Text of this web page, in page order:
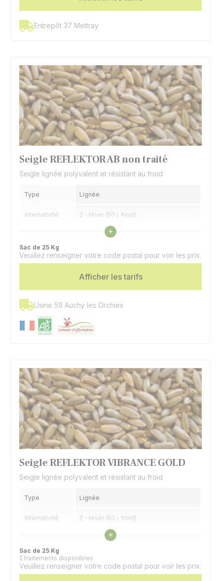
Entrepôt 37 Mettray
Seigle REFLEKTOR AB non traité
Seigle lignée polyvalent et résistant au froid
Type Lignée
Alternativité 2 - Hiver (50 j. froid)
6 - 1/2 tardif à 1/2 précoce
Panifiable, alimentation animale,
Voir les caractéristiques
+
Sac de 25 Kg
Veuillez renseigner votre code postal pour voir les prix.
Afficher les tarifs
Usine 59 Auchy les Orchies
Seigle REFLEKTOR VIBRANCE GOLD
Seigle lignée polyvalent et résistant au froid
Type Lignée
Alternativité 2 - Hiver (50 j. froid)
6 - 1/2 tardif à 1/2 précoce
Utilisation
Panifiable, alimentation animale,
méthanisation
Voir les caractéristiques
+
Sac de 25 Kg
2 traitements disponibles
Veuillez renseigner votre code postal pour voir les prix.